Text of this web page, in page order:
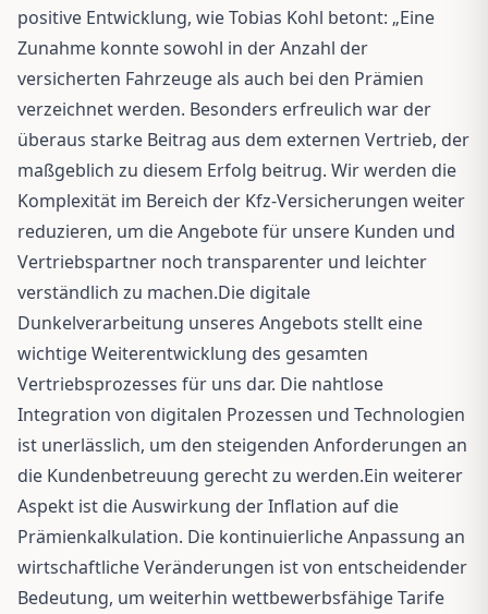
positive Entwicklung, wie Tobias Kohl betont: „Eine
Zunahme konnte sowohl in der Anzahl der
versicherten Fahrzeuge als auch bei den Prämien
verzeichnet werden. Besonders erfreulich war der
überaus starke Beitrag aus dem externen Vertrieb, der
maßgeblich zu diesem Erfolg beitrug. Wir werden die
Komplexität im Bereich der Kfz-Versicherungen weiter
reduzieren, um die Angebote für unsere Kunden und
Vertriebspartner noch transparenter und leichter
verständlich zu machen.Die digitale
Dunkelverarbeitung unseres Angebots stellt eine
wichtige Weiterentwicklung des gesamten
Vertriebsprozesses für uns dar. Die nahtlose
Integration von digitalen Prozessen und Technologien
ist unerlässlich, um den steigenden Anforderungen an
die Kundenbetreuung gerecht zu werden.Ein weiterer
Aspekt ist die Auswirkung der Inflation auf die
Prämienkalkulation. Die kontinuierliche Anpassung an
wirtschaftliche Veränderungen ist von entscheidender
Bedeutung, um weiterhin wettbewerbsfähige Tarife